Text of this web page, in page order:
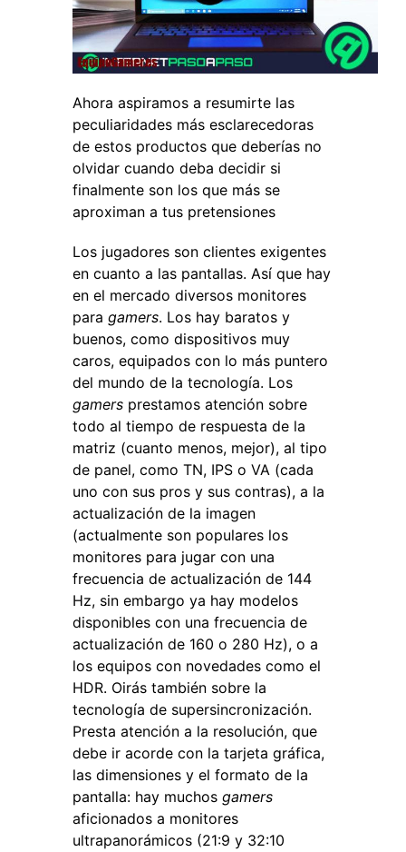
Ahora aspiramos a resumirte las
peculiaridades más esclarecedoras
de estos productos que deberías no
olvidar cuando deba decidir si
finalmente son los que más se
aproximan a tus pretensiones
Los jugadores son clientes exigentes
en cuanto a las pantallas. Así que hay
en el mercado diversos monitores
para gamers. Los hay baratos y
buenos, como dispositivos muy
caros, equipados con lo más puntero
del mundo de la tecnología. Los
gamers prestamos atención sobre
todo al tiempo de respuesta de la
matriz (cuanto menos, mejor), al tipo
de panel, como TN, IPS o VA (cada
uno con sus pros y sus contras), a la
actualización de la imagen
(actualmente son populares los
monitores para jugar con una
frecuencia de actualización de 144
Hz, sin embargo ya hay modelos
disponibles con una frecuencia de
actualización de 160 o 280 Hz), o a
los equipos con novedades como el
HDR. Oirás también sobre la
tecnología de supersincronización.
Presta atención a la resolución, que
debe ir acorde con la tarjeta gráfica,
las dimensiones y el formato de la
pantalla: hay muchos gamers
aficionados a monitores
ultrapanorámicos (21:9 y 32:10